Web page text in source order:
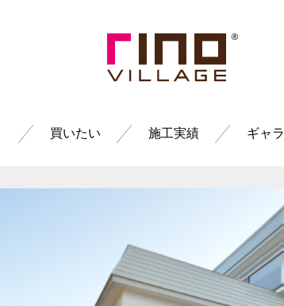
買いたい 施工実績 ギャ